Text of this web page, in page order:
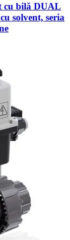
cu bilă DUAL
solvent, seria